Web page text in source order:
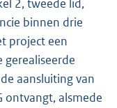
2, tweede lid,
binnen drie
project een
gerealiseerde
aansluiting van
ontvangt, alsmede